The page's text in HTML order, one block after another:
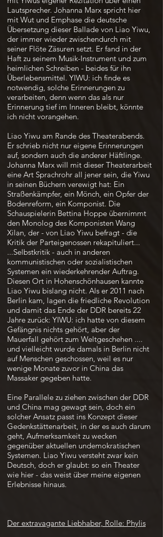
Lautsprecher. Johanna Marx spricht hier
mit Wut und Emphase die deutsche
Übersetzung dieser Ballade von Liao Yiwu,
der immer wieder zwischendurch mit
seiner Flöte Zäsuren setzt. Er fand in der
Haft zu seinem Musik-Instrument und zum
heimlichen Schreiben - beides für ihn
Überlebensmittel. YIWU: ich finde es
notwendig, solche Erinnerungen zu
verarbeiten, denn wenn das als nur
Erinnerung tief im Inneren bleibt, könnte
ich nicht vorangehen.
Liao Yiwu am Rande des Theaterabends.
Er schrieb nicht nur eigene Erinnerungen
auf, sondern auch die anderer Häftlinge.
Johanna Marx will mit dieser Theaterarbeit
eine Art Sprachrohr all jener sein, die Yiwu
in seinen Büchern verewigt hat: Ein
Straßenkämpfer, ein Mönch, ein Opfer der
Bodenreform, ein Komponist. Die
Schauspielerin Bettina Hoppe übernimmt
den Monolog des Komponisten Wang
Xilan, der - von Liao Yiwu befragt - die
Kritik der Parteigenossen rekapituliert...
...Selbstkritik - auch in anderen
kommunistischen oder sozialistischen
Systemen ein wiederkehrender Auftrag.
Diesen Ort in Hohenschönhausen kannte
Liao Yiwu bislang nicht. Als er 2011 nach
Berlin kam, lagen die friedliche Revolution
und damit das Ende der DDR bereits 22
Jahre zurück: YIWU: ich hatte von diesem
Gefängnis nichts gehört, aber der
Mauerfall gehört zum Weltgeschehen ....
und vielleicht wurde damals in Berlin nicht
auf Menschen geschossen, weil es nur
wenige Monate zuvor in China das
Massaker gegeben hatte.
Eine Parallele zu ziehen zwischen der DDR
und China mag gewagt sein, doch ein
solcher Ansatz passt ins Konzept dieser
Gedenkstättenarbeit, in der es auch darum
geht, Aufmerksamkeit zu wecken
gegenüber aktuellen undemokratischen
Systemen. Liao Yiwu versteht zwar kein
Deutsch, doch er glaubt: so ein Theater
wie hier - das weist über meine eigenen
Erlebnisse hinaus.
Der extravagante Liebhaber, Rolle: Phylis